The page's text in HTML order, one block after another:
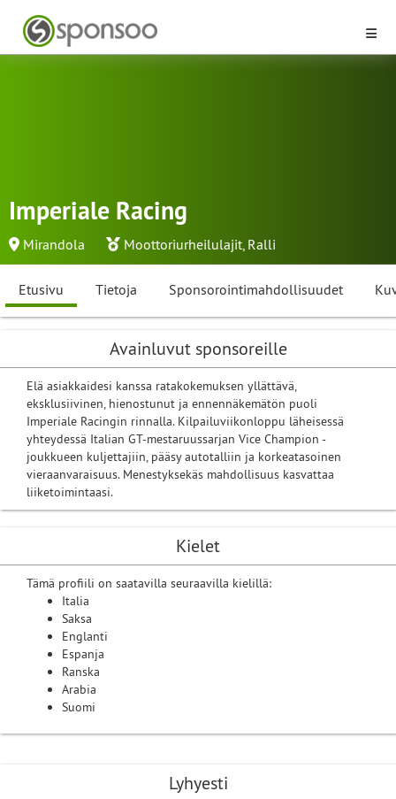
Imperiale Racing
Mirandola Moottoriurheilulajit, Ralli
Etusivu Tietoja Sponsorointimahdollisuudet
Lyhyesti
Avainluvut sponsoreille
Elä asiakkaidesi kanssa ratakokemuksen yllättävä,
eksklusiivinen, hienostunut ja ennennäkemätön puoli
Imperiale Racingin rinnalla. Kilpailuviikonloppu läheisessä
yhteydessä Italian GT-mestaruussarjan Vice Champion -
joukkueen kuljettajiin, pääsy autotalliin ja korkeatasoinen
vieraanvaraisuus. Menestyksekäs mahdollisuus kasvattaa
liiketoimintaasi.
Kielet
Tämä profiili on saatavilla seuraavilla kielillä:
Italia
Saksa
Englanti
Espanja
Ranska
Arabia
Suomi